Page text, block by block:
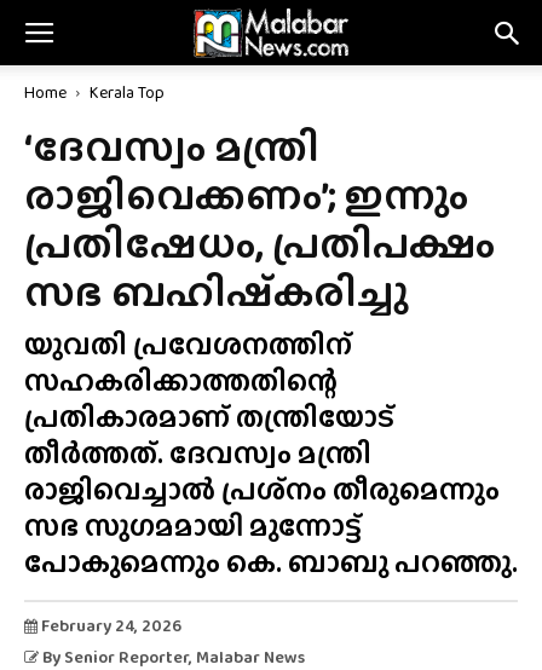
Home Kerala Top
‘ദേവസ്വം മന്ത്രി
രാജിവെക്കണം’; ഇന്നും
പ്രതിഷേധം, പ്രതിപക്ഷം
സഭ ബഹിഷ്‌കരിച്ചു
യുവതി പ്രവേശനത്തിന്
സഹകരിക്കാത്തതിന്റെ
പ്രതികാരമാണ് തന്ത്രിയോട്
തീർത്തത്. ദേവസ്വം മന്ത്രി
രാജിവെച്ചാൽ പ്രശ്‌നം തീരുമെന്നും
സഭ സുഗമമായി മുന്നോട്ട്
പോകുമെന്നും കെ. ബാബു പറഞ്ഞു.
February 24, 2026
By Senior Reporter, Malabar News